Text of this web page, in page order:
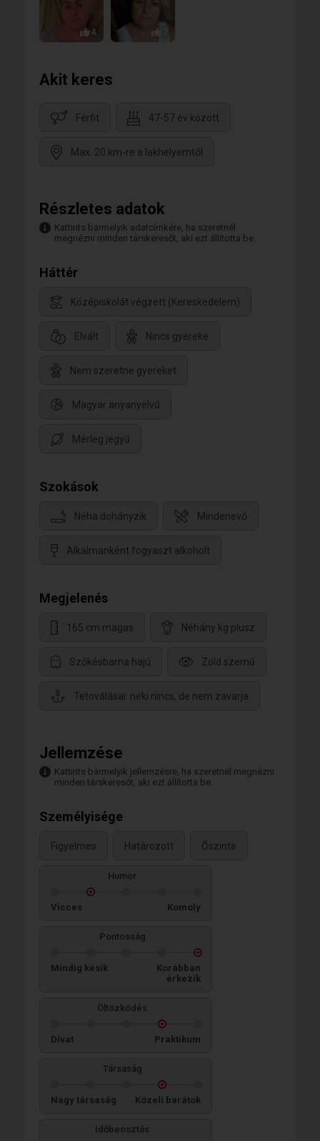
4
Akit keres
Férfit 47-57 év között
Max. 20 km-re a lakhelyemtől
Részletes adatok
Kattints bármelyik adatcímkére, ha szeretnél
megnézni minden társkeresőt, aki ezt állította be.
Háttér
Középiskolát végzett (Kereskedelem)
Elvált Nincs gyereke
Nem szeretne gyereket
Magyar anyanyelvű
Mérleg jegyű
Szokások
Néha dohányzik Mindenevő
Alkalmanként fogyaszt alkoholt
Megjelenés
165 cm magas Néhány kg plusz
Szőkésbarna hajú Zöld szemű
Tetoválásai: neki nincs, de nem zavarja
Jellemzése
Kattints bármelyik jellemzésre, ha szeretnél megnézni
minden társkeresőt, aki ezt állította be.
Személyisége
Figyelmes Határozott Őszinte
Humor
Vicces Komoly
Pontosság
Mindig késik
Korábban
érkezik
Öltözködés
Divat Praktikum
Társaság
Nagy társaság Közeli barátok
Időbeosztás